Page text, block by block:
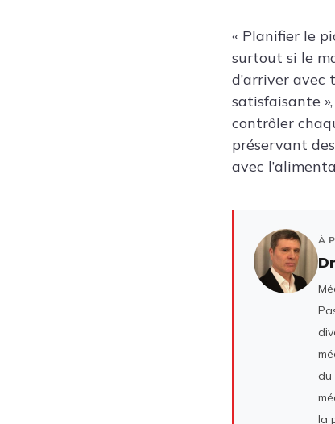
« Planifier le
surtout si le
d’arriver
satisfaisante
contrôler
préservant
avec
À
du
la